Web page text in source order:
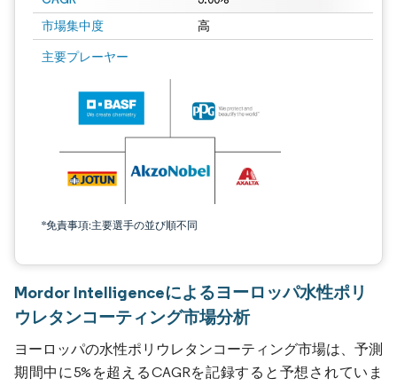
市場集中度 高
主要プレーヤー
*免責事項:主要選手の並び順不同
Mordor Intelligenceによるヨーロッパ水性ポリ
ウレタンコーティング市場分析
ヨーロッパの水性ポリウレタンコーティング市場は、予測
期間中に5%を超えるCAGRを記録すると予想されていま